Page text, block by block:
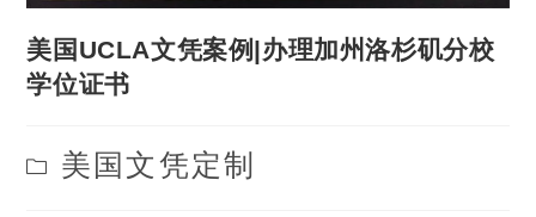
美国UCLA文凭案例|办理加州洛杉矶分校
学位证书
Post
category:
美国文凭定制